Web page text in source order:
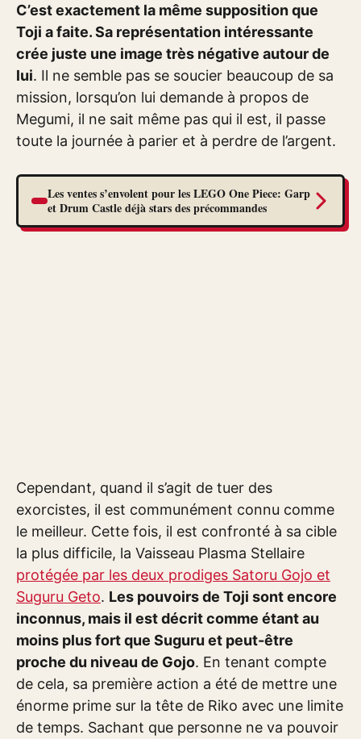
C’est exactement la même supposition que
Toji a faite. Sa représentation intéressante
crée juste une image très négative autour de
lui. Il ne semble pas se soucier beaucoup de sa
mission, lorsqu’on lui demande à propos de
Megumi, il ne sait même pas qui il est, il passe
toute la journée à parier et à perdre de l’argent.
Les ventes s’envolent pour les LEGO One Piece: Garp
et Drum Castle déjà stars des précommandes
Cependant, quand il s’agit de tuer des
exorcistes, il est communément connu comme
le meilleur. Cette fois, il est confronté à sa cible
la plus difficile, la Vaisseau Plasma Stellaire
protégée par les deux prodiges Satoru Gojo et
Suguru Geto. Les pouvoirs de Toji sont encore
inconnus, mais il est décrit comme étant au
moins plus fort que Suguru et peut-être
proche du niveau de Gojo. En tenant compte
de cela, sa première action a été de mettre une
énorme prime sur la tête de Riko avec une limite
de temps. Sachant que personne ne va pouvoir